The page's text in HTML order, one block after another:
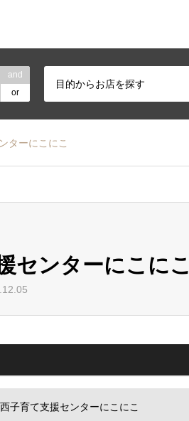
and
or
目的からお店を探す
ターにこにこ
センターにこにこ
子育て支援センターにこにこ